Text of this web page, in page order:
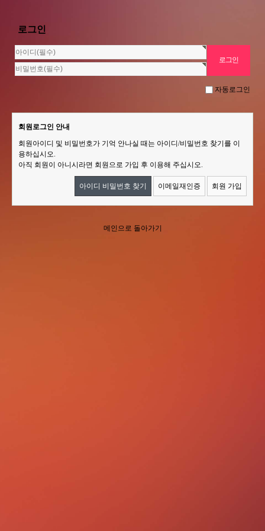
로그인
자동로그인
회원로그인 안내
회원아이디 및 비밀번호가 기억 안나실 때는 아이디/비밀번호 찾기를 이
용하십시오.
아직 회원이 아니시라면 회원으로 가입 후 이용해 주십시오.
아이디 비밀번호 찾기 이메일재인증 회원 가입
메인으로 돌아가기